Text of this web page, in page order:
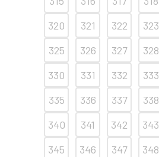
320
321 322 323
325
326 327 328
330
331 332 333
335
336 337 338
340
341 342 343
345
346 347 348